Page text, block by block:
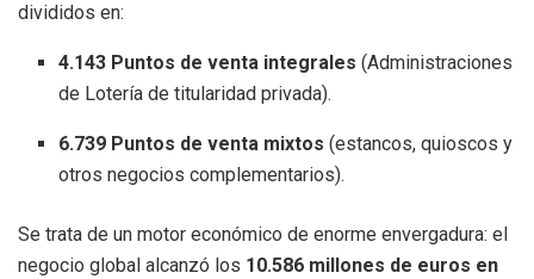
divididos en:
4.143 Puntos de venta integrales (Administraciones
de Lotería de titularidad privada).
6.739 Puntos de venta mixtos (estancos, quioscos y
otros negocios complementarios).
Se trata de un motor económico de enorme envergadura: el
negocio global alcanzó los 10.586 millones de euros en